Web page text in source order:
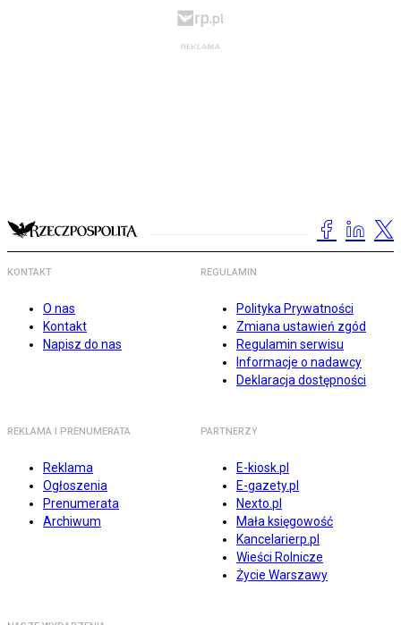
KONTAKT
O nas
Kontakt
Napisz do nas
REGULAMIN
Polityka Prywatności
Zmiana ustawień zgód
Regulamin serwisu
Informacje o nadawcy
Deklaracja dostępności
REKLAMA I PRENUMERATA
Reklama
Ogłoszenia
Prenumerata
Archiwum
PARTNERZY
E-kiosk.pl
E-gazety.pl
Nexto.pl
Mała księgowość
Kancelarierp.pl
Wieści Rolnicze
Życie Warszawy